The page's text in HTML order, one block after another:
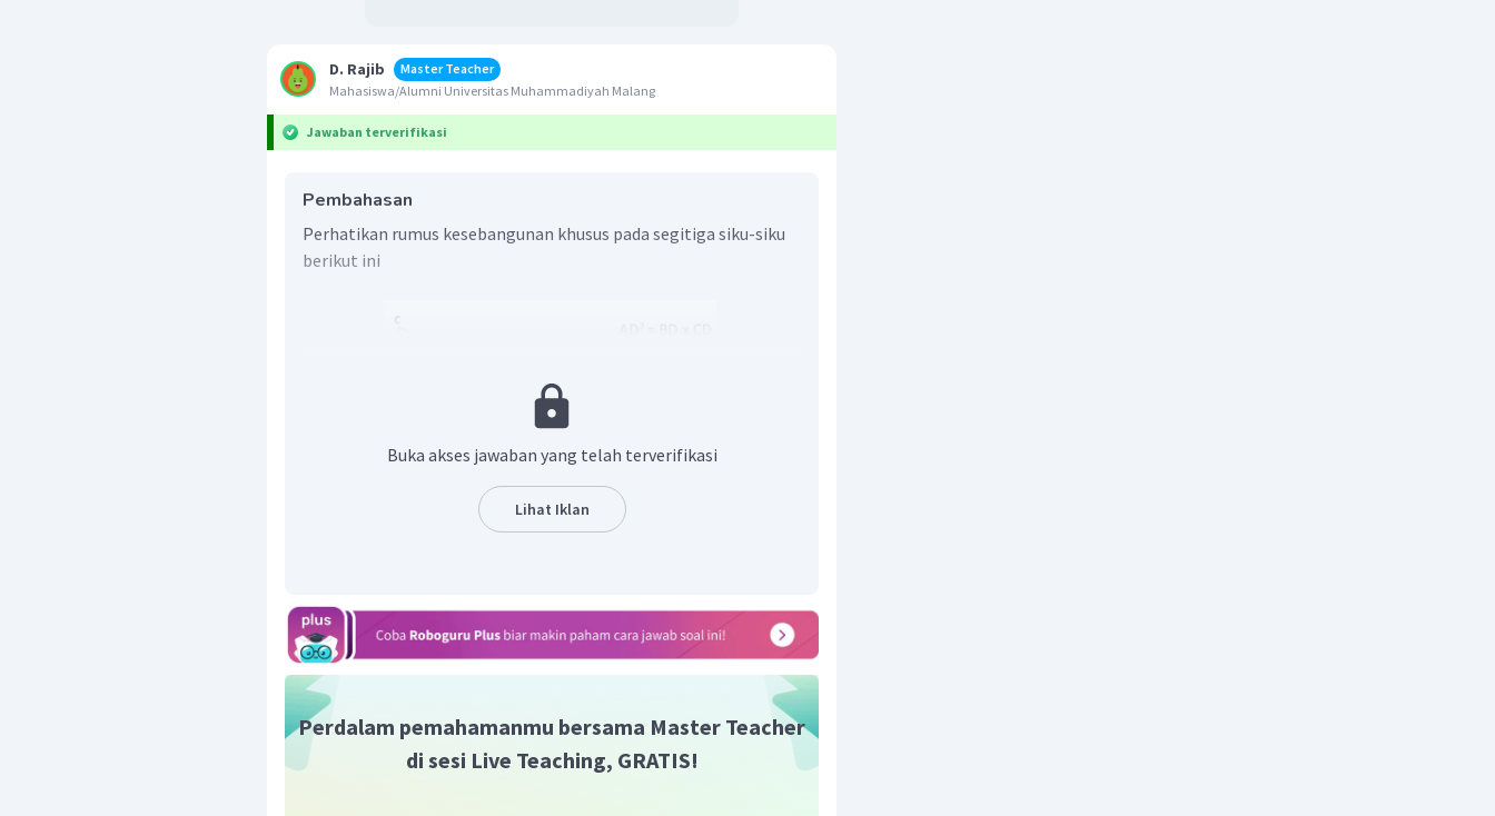
D. Rajib
Master Teacher
Mahasiswa/Alumni Universitas Muhammadiyah Malang
Jawaban terverifikasi
Pembahasan
Perhatikan rumus kesebangunan khusus pada segitiga siku-siku
berikut ini
Dengan menggunakan rumus tersebut, maka pada segitiga PQR
Buka akses jawaban yang telah terverifikasi
Lihat Iklan
Perdalam pemahamanmu bersama Master Teacher
di sesi Live Teaching, GRATIS!